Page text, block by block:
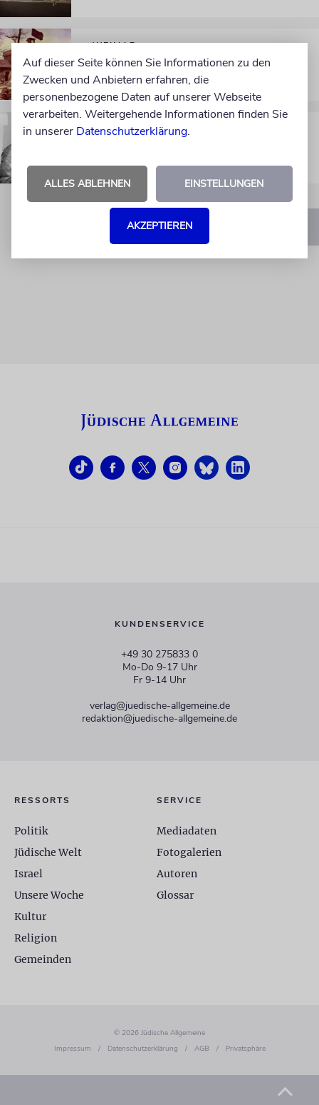
WEIMAR
Zwischen Halbmond und Hakenkreuz -
Wie Muslime der Waffen-SS nach
Buchenwald kamen
KZ-BEFREIUNG
2 3
KUNDENSERVICE
+49 30 275833 0
Mo-Do 9-17 Uhr
Fr 9-14 Uhr
verlag@juedische-allgemeine.de
redaktion@juedische-allgemeine.de
RESSORTS
Politik
Jüdische Welt
Israel
Unsere Woche
Kultur
Religion
Gemeinden
SERVICE
Mediadaten
Fotogalerien
Autoren
Glossar
© 2026 Jüdische Allgemeine
Impressum
/ Datenschutzerklärung / AGB / Privatsphäre
Auf dieser Seite können Sie Informationen zu den
Zwecken und Anbietern erfahren, die
personenbezogene Daten auf unserer Webseite
verarbeiten. Weitergehende Informationen finden Sie
in unserer Datenschutzerklärung.
ALLES ABLEHNEN EINSTELLUNGEN
AKZEPTIEREN